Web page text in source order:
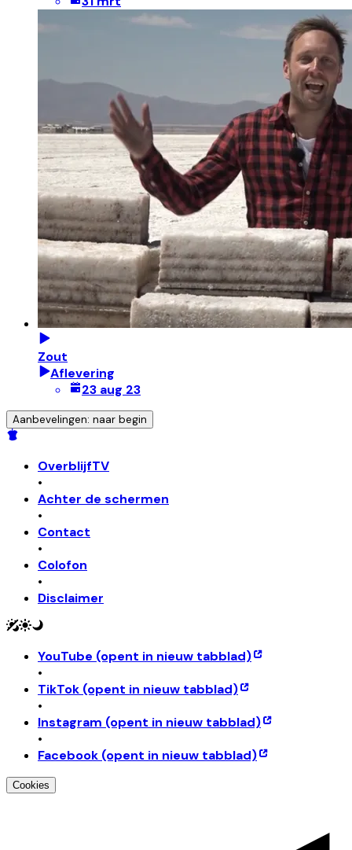
Zout
Aflevering
23 aug 23
Aanbevelingen: naar begin
OverblijfTV
•
Achter de schermen
•
Contact
•
Colofon
•
Disclaimer
YouTube (opent in nieuw tabblad)
•
TikTok (opent in nieuw tabblad)
•
Instagram (opent in nieuw tabblad)
•
Facebook (opent in nieuw tabblad)
Cookies